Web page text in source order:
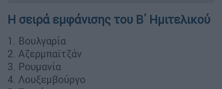
Η σειρά εμφάνισης του Β΄ Ημιτελικού
1. Βουλγαρία
2. Αζερμπαϊτζάν
3. Ρουμανία
4. Λουξεμβούργο